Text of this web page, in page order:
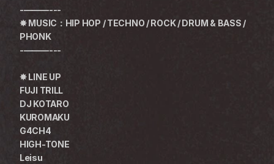
-———---
✸ MUSIC：HIP HOP / TECHNO / ROCK / DRUM & BASS /
PHONK
-———---
✸ LINE UP
FUJI TRILL
DJ KOTARO
KUROMAKU
G4CH4
HIGH-TONE
Leisu